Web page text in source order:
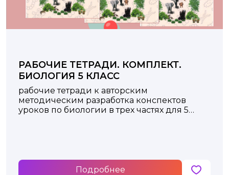
РАБОЧИЕ ТЕТРАДИ. КОМПЛЕКТ.
БИОЛОГИЯ 5 КЛАСС
рабочие тетради к авторским
методическим разработка конспектов
уроков по биологии в трех частях для 5
Подробнее